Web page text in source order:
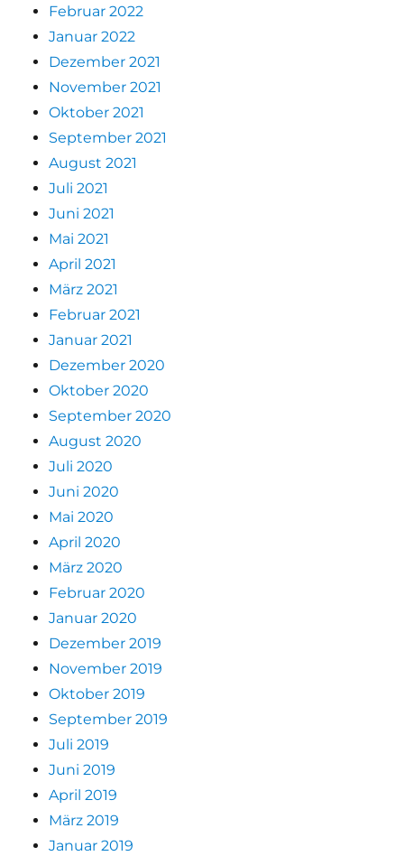
Februar 2022
Januar 2022
Dezember 2021
November 2021
Oktober 2021
September 2021
August 2021
Juli 2021
Juni 2021
Mai 2021
April 2021
März 2021
Februar 2021
Januar 2021
Dezember 2020
Oktober 2020
September 2020
August 2020
Juli 2020
Juni 2020
Mai 2020
April 2020
März 2020
Februar 2020
Januar 2020
Dezember 2019
November 2019
Oktober 2019
September 2019
Juli 2019
Juni 2019
April 2019
März 2019
Januar 2019